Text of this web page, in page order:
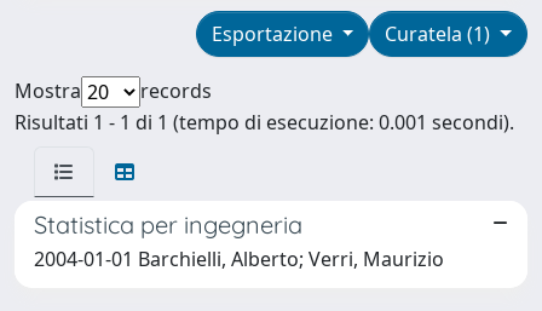
Curatela (1)
Esportazione
Mostra
records
Risultati 1 - 1 di 1 (tempo di esecuzione: 0.001 secondi).
Statistica per ingegneria
2004-01-01 Barchielli, Alberto; Verri, Maurizio